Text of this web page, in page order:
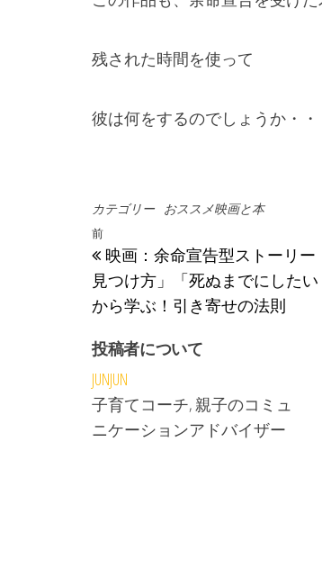
残された時間を使って
彼は何をするのでしょうか・・
カテゴリー おススメ映画と本
投稿ナビゲーショ
過去の投稿
前
映画：余命宣告型ストーリ
見つけ方」「死ぬまでにしたい
から学ぶ！引き寄せの法則
投稿者について
JUNJUN
子育てコーチ, 親子のコミュ
ニケーションアドバイザー